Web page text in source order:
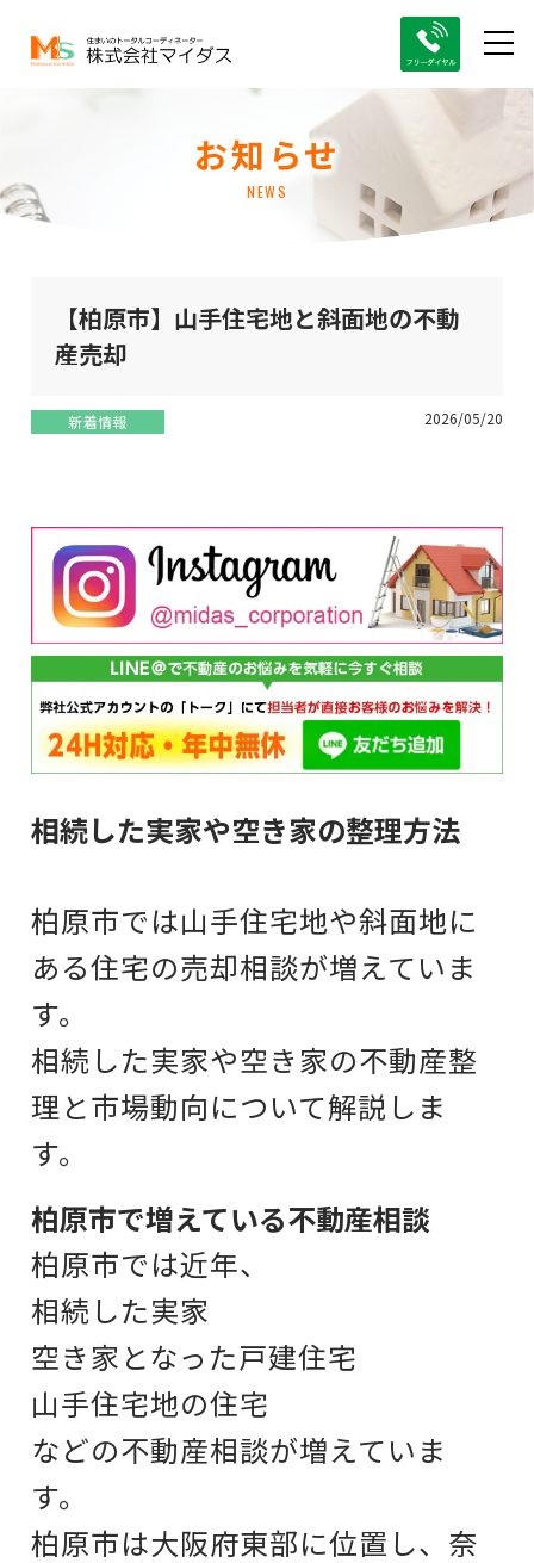
お知らせ
NEWS
【柏原市】山手住宅地と斜面地の不動
産売却
新着情報 2026/05/20
相続した実家や空き家の整理方法
柏原市では山手住宅地や斜面地に
ある住宅の売却相談が増えていま
す。
相続した実家や空き家の不動産整
理と市場動向について解説しま
す。
柏原市で増えている不動産相談
柏原市では近年、
相続した実家
空き家となった戸建住宅
山手住宅地の住宅
などの不動産相談が増えていま
す。
柏原市は大阪府東部に位置し、 奈